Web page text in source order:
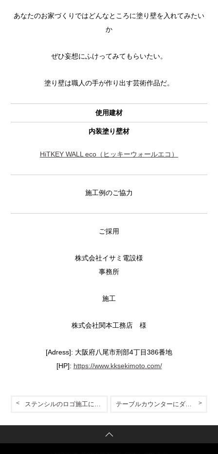
あなたのお家づくりではどんなところに塗り壁を入れてみたい
か
ぜひ妄想にふけってみてもらいたい。
塗り壁は職人の手が作り出す芸術作品だ。
使用建材
内装塗り壁材
HiTKEY WALL eco（ヒッキーウォールエコ）
施工例のご協力
ご採用
株式会社イサミ電設様
事務所
施工
株式会社関本工務店 様
[Adress]: 大阪府八尾市刑部4丁目386番地
[HP]: https://www.kksekimoto.com/
ステンシルのロゴ施工にも強度を テーブルカウンターにダークなMPC施工